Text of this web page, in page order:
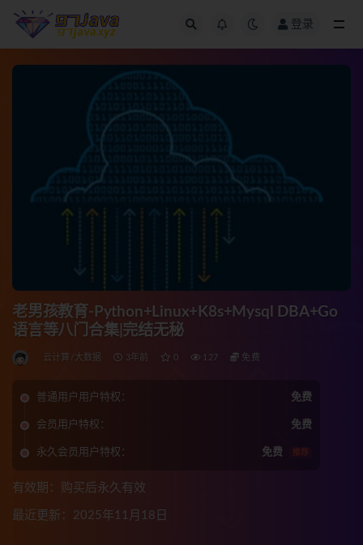
登录
老男孩教育-Python+Linux+K8s+Mysql DBA+Go
语言等八门合集|完结无秘
云计算/大数据 3年前 0 127 免费
普通用户用户特权： 免费
会员用户特权： 免费
永久会员用户特权： 免费 推荐
有效期：购买后永久有效
最近更新：2025年11月18日